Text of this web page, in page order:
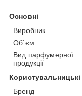
Основні
Виробник
Об`єм
Вид парфумерної
продукції
Бренд